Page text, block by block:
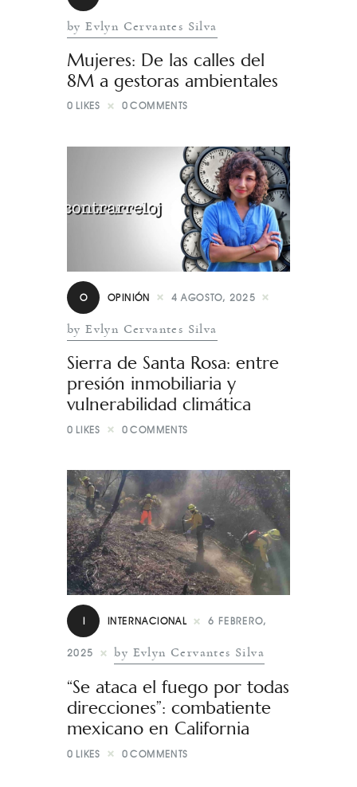
by Evlyn Cervantes Silva
Mujeres: De las calles del
8M a gestoras ambientales
0 LIKES 0 COMMENTS
O OPINIÓN 4 AGOSTO, 2025
by Evlyn Cervantes Silva
Sierra de Santa Rosa: entre
presión inmobiliaria y
vulnerabilidad climática
0 LIKES 0 COMMENTS
I INTERNACIONAL 6 FEBRERO,
2025 by Evlyn Cervantes Silva
“Se ataca el fuego por todas
direcciones”: combatiente
mexicano en California
0 LIKES 0 COMMENTS